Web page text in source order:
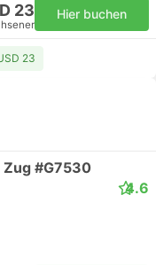
23 Hier buchen
23
#G7530
4.6